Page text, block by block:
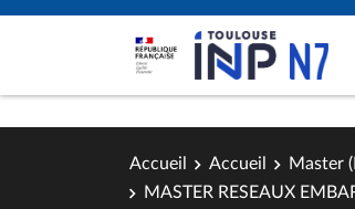
Accueil Accueil Master
MASTER RESEAUX